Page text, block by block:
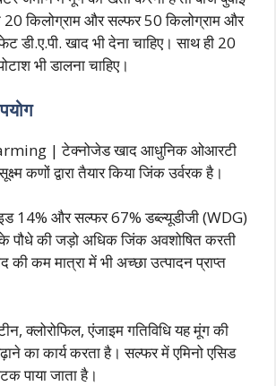
किलोग्राम और सल्फर 50 किलोग्राम और
डी.ए.पी. खाद भी देना चाहिए। साथ ही 20
भी डालना चाहिए।
| टेक्नोजेड खाद आधुनिक ओआरटी
कणों द्वारा तैयार किया जिंक उर्वरक है।
14% और सल्फर 67% डब्ल्यूडीजी (WDG)
के पौधे की जड़ो अधिक जिंक अवशोषित करती
की कम मात्रा में भी अच्छा उत्पादन प्राप्त
क्लोरोफिल, एंजाइम गतिविधि यह मूंग की
का कार्य करता है। सल्फर में एमिनो एसिड
पाया जाता है।